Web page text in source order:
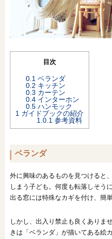
目次
0.1 ベランダ
0.2 キッチン
0.3 カーテン
0.4 インターホン
0.5 ハンモック
1 ガイドブックの紹介
1.0.1 参考資料
ベランダ
外に興味のあるものを見つけると
しまう子ども。何度も転落しそう
出る窓には特殊なカギを付け、簡
しかし、出入り禁止も良くありま
きは「ベランダ」が描いてある絵